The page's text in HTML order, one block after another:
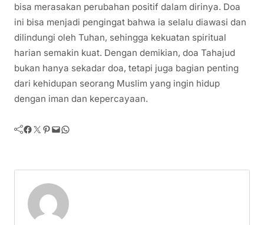
bisa merasakan perubahan positif dalam dirinya. Doa
ini bisa menjadi pengingat bahwa ia selalu diawasi dan
dilindungi oleh Tuhan, sehingga kekuatan spiritual
harian semakin kuat. Dengan demikian, doa Tahajud
bukan hanya sekadar doa, tetapi juga bagian penting
dari kehidupan seorang Muslim yang ingin hidup
dengan iman dan kepercayaan.
Facebook Twitter Pinterest Mail WhatsApp